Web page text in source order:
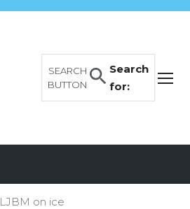
Search
for:
SEARCH
BUTTON
LJBM on ice